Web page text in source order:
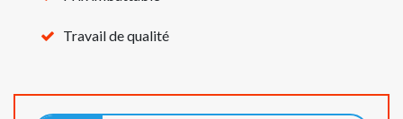
Travail de qualité